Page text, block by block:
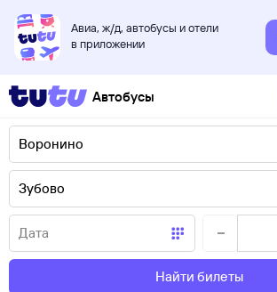
Авиа, ж/д, автобусы и отели
в приложении
Автобусы
Найти билеты